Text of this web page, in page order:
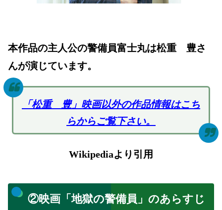
本作品の主人公の警備員富士丸は松重 豊さ
んが演じています。
「松重 豊」映画以外の作品情報はこち
らからご覧下さい。
Wikipediaより引用
②映画「地獄の警備員」のあらすじ